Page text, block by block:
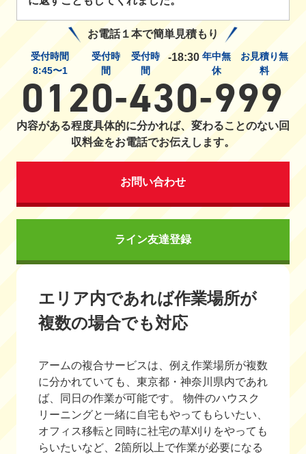
お電話１本で簡単見積もり
受付時間
8:45〜1
受付時
間
受付時
間
-18:30 年中無
休
お見積り無
料
0120-430-999
内容がある程度具体的に分かれば、変わることのない回
収料金をお電話でお伝えします。
お問い合わせ
ライン友達登録
エリア内であれば作業場所が
複数の場合でも対応
アームの複合サービスは、例え作業場所が複数
に分かれていても、東京都・神奈川県内であれ
ば、同日の作業が可能です。 物件のハウスク
リーニングと一緒に自宅もやってもらいたい、
オフィス移転と同時に社宅の草刈りをやっても
らいたいなど、2箇所以上で作業が必要になる